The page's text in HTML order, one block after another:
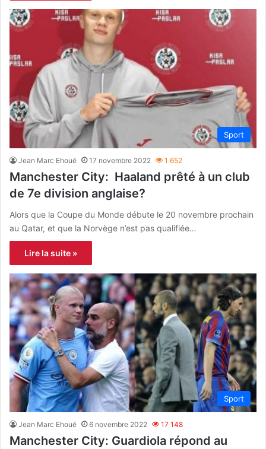
Sport
Jean Marc Ehoué 17 novembre 2022 1 652
Manchester City: Haaland prêté à un club
de 7e division anglaise?
Alors que la Coupe du Monde débute le 20 novembre prochain
au Qatar, et que la Norvège n’est pas qualifiée…
Lire la suite »
Sport
Jean Marc Ehoué 6 novembre 2022 17 148
Manchester City: Guardiola répond au